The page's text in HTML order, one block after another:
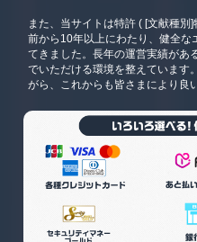
また、当サイトは特許 ( [文献種
前から10年以上にわたり、健全な
てきました。長年の運営実績があ
でいただける環境を整えています
がら、これからも皆さまにより良